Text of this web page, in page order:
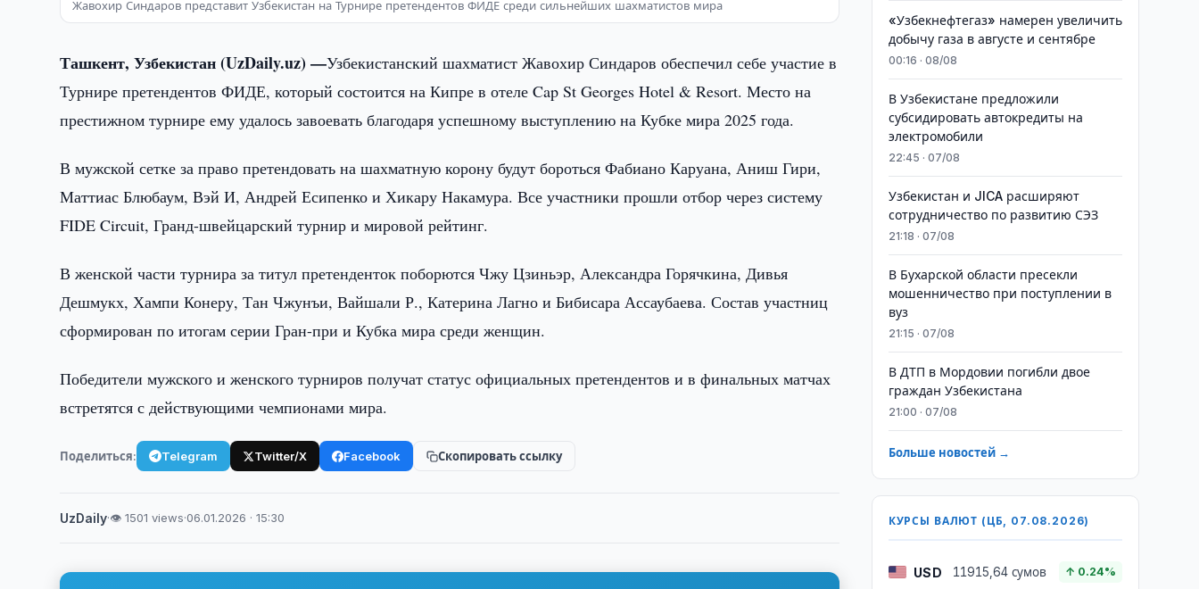
Жавохир Синдаров представит Узбекистан на Турнире претендентов ФИДЕ среди сильнейших шахматистов мира
Ташкент, Узбекистан (UzDaily.uz) —Узбекистанский шахматист Жавохир Синдаров обеспечил себе участие в
Турнире претендентов ФИДЕ, который состоится на Кипре в отеле Cap St Georges Hotel & Resort. Место на
престижном турнире ему удалось завоевать благодаря успешному выступлению на Кубке мира 2025 года.
В мужской сетке за право претендовать на шахматную корону будут бороться Фабиано Каруана, Аниш Гири,
Маттиас Блюбаум, Вэй И, Андрей Есипенко и Хикару Накамура. Все участники прошли отбор через систему
FIDE Circuit, Гранд-швейцарский турнир и мировой рейтинг.
В женской части турнира за титул претенденток поборются Чжу Цзиньэр, Александра Горячкина, Дивья
Дешмукх, Хампи Конеру, Тан Чжунъи, Вайшали Р., Катерина Лагно и Бибисара Ассаубаева. Состав участниц
сформирован по итогам серии Гран-при и Кубка мира среди женщин.
Победители мужского и женского турниров получат статус официальных претендентов и в финальных матчах
встретятся с действующими чемпионами мира.
Поделиться: Telegram Twitter/X Facebook Скопировать ссылку
UzDaily·👁 1501 views·06.01.2026 · 15:30
«Узбекнефтегаз» намерен увеличить
добычу газа в августе и сентябре
00:16 · 08/08
В Узбекистане предложили
субсидировать автокредиты на
электромобили
22:45 · 07/08
Узбекистан и JICA расширяют
сотрудничество по развитию СЭЗ
21:18 · 07/08
В Бухарской области пресекли
мошенничество при поступлении в
вуз
21:15 · 07/08
В ДТП в Мордовии погибли двое
граждан Узбекистана
21:00 · 07/08
Больше новостей →
КУРСЫ ВАЛЮТ (ЦБ, 07.08.2026)
USD 11915,64 сумов ↑ 0.24%